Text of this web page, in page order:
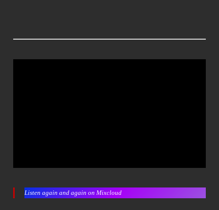
Listen again and again on Mixcloud